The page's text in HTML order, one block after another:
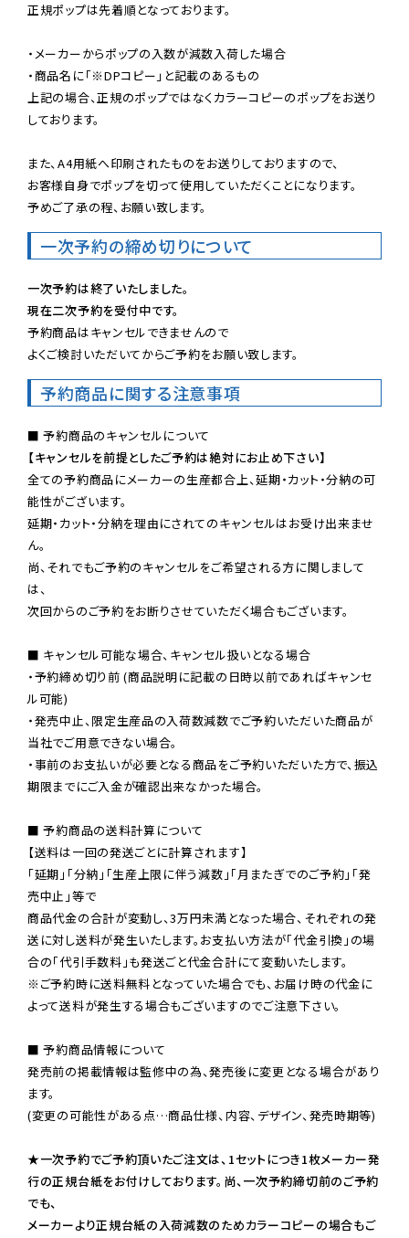
正規ポップは先着順となっております。
・メーカーからポップの入数が減数入荷した場合
・商品名に「※DPコピー」と記載のあるもの
上記の場合、正規のポップではなくカラーコピーのポップをお送り
しております。
また、A4用紙へ印刷されたものをお送りしておりますので、
お客様自身でポップを切って使用していただくことになります。
予めご了承の程、お願い致します。
一次予約の締め切りについて
一次予約は終了いたしました。
現在二次予約を受付中です。
予約商品はキャンセルできませんので
よくご検討いただいてからご予約をお願い致します。
予約商品に関する注意事項
【キャンセルを前提としたご予約は絶対にお止め下さい】
全ての予約商品にメーカーの生産都合上、延期・カット・分納の可
能性がございます。
延期・カット・分納を理由にされてのキャンセルはお受け出来ませ
ん。
尚、それでもご予約のキャンセルをご希望される方に関しまして
は、
次回からのご予約をお断りさせていただく場合もございます。
■ キャンセル可能な場合、キャンセル扱いとなる場合
・予約締め切り前 (商品説明に記載の日時以前であればキャンセ
ル可能)
・発売中止、限定生産品の入荷数減数でご予約いただいた商品が
当社でご用意できない場合。
・事前のお支払いが必要となる商品をご予約いただいた方で、振込
期限までにご入金が確認出来なかった場合。
■ 予約商品の送料計算について
【送料は一回の発送ごとに計算されます】
「延期」「分納」「生産上限に伴う減数」「月またぎでのご予約」「発
売中止」等で
商品代金の合計が変動し、3万円未満となった場合、それぞれの発
送に対し送料が発生いたします。お支払い方法が「代金引換」の場
※ご予約時に送料無料となっていた場合でも、お届け時の代金に
よって送料が発生する場合もございますのでご注意下さい。
■ 予約商品情報について
発売前の掲載情報は監修中の為、発売後に変更となる場合があり
ます。
(変更の可能性がある点…商品仕様、内容、デザイン、発売時期等)
★一次予約でご予約頂いたご注文は、1セットにつき1枚メーカー発
行の正規台紙をお付けしております。尚、一次予約締切前のご予約
でも、
メーカーより正規台紙の入荷減数のためカラーコピーの場合もご